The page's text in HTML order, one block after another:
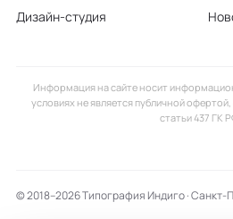
Дизайн-студия
Информация на сайте носит
условиях не является публичной
статьи 437 ГК
© 2018–2026 Типография Индиго · Санкт-